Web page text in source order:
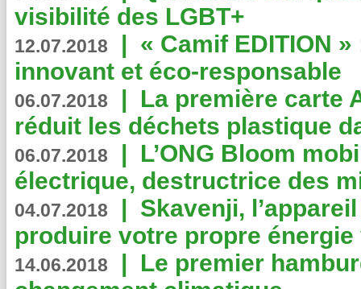
visibilité des LGBT+
12.07.2018 | « Camif EDITION
innovant et éco-responsable
06.07.2018 | La première carte
réduit les déchets plastique
06.07.2018 | L’ONG Bloom
électrique, destructrice des
04.07.2018 | Skavenji,
produire votre propre
14.06.2018 | Le premier